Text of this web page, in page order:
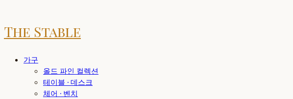
The Stable
가구
올드 파인 컬렉션
테이블 · 데스크
체어 · 벤치